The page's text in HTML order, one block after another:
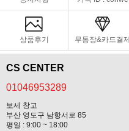
상품후기 무통장&카드결제
CS CENTER
01046953289
보세 창고
부산 영도구 남항서로 85
평일 : 9:00 ~ 18:00